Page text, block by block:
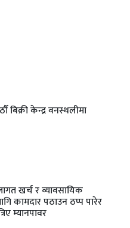
बिक्री केन्द्र वनस्थलीमा
खर्च र व्यावसायिक
कामदार पठाउन ठप्प पारेर
म्यानपावर